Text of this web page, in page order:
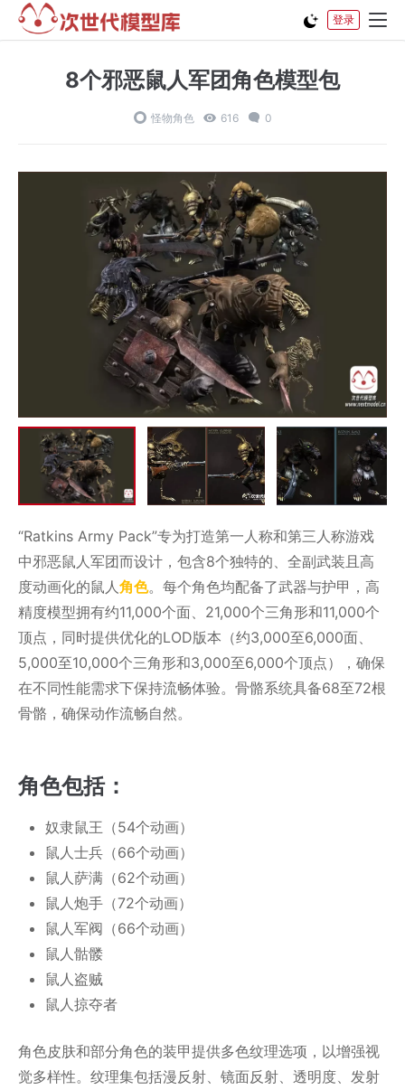
登录
8个邪恶鼠人军团角色模型包
怪物角色 616 0
“Ratkins Army Pack”专为打造第一人称和第三人称游戏
中邪恶鼠人军团而设计，包含8个独特的、全副武装且高
度动画化的鼠人 角色。每个角色均配备了武器与护甲，高
精度模型拥有约11,000个面、21,000个三角形和11,000个
顶点，同时提供优化的LOD版本（约3,000至6,000面、
5,000至10,000个三角形和3,000至6,000个顶点），确保
在不同性能需求下保持流畅体验。骨骼系统具备68至72根
骨骼，确保动作流畅自然。
角色包括：
奴隶鼠王（54个动画）
鼠人士兵（66个动画）
鼠人萨满（62个动画）
鼠人炮手（72个动画）
鼠人军阀（66个动画）
鼠人骷髅
鼠人盗贼
鼠人掠夺者
角色皮肤和部分角色的装甲提供多色纹理选项，以增强视
觉多样性。纹理集包括漫反射、镜面反射、透明度、发射